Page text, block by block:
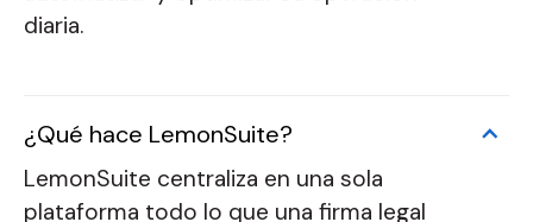
diaria.
¿Qué hace LemonSuite?
LemonSuite centraliza en una sola
plataforma todo lo que una firma legal